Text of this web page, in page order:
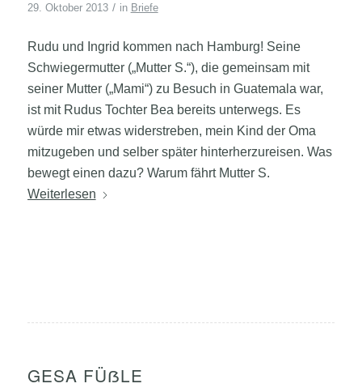
29. Oktober 2013 / in Briefe
Rudu und Ingrid kommen nach Hamburg! Seine
Schwiegermutter („Mutter S.“), die gemeinsam mit
seiner Mutter („Mami“) zu Besuch in Guatemala war,
ist mit Rudus Tochter Bea bereits unterwegs. Es
würde mir etwas widerstreben, mein Kind der Oma
mitzugeben und selber später hinterherzureisen. Was
bewegt einen dazu? Warum fährt Mutter S.
Weiterlesen
GESA FÜẞLE